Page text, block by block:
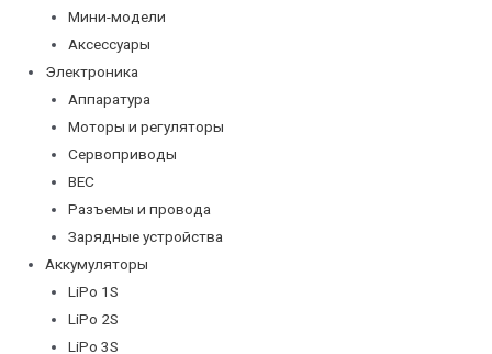
Мини-модели
Аксессуары
Электроника
Аппаратура
Моторы и регуляторы
Сервоприводы
BEC
Разъемы и провода
Зарядные устройства
Аккумуляторы
LiPo 1S
LiPo 2S
LiPo 3S